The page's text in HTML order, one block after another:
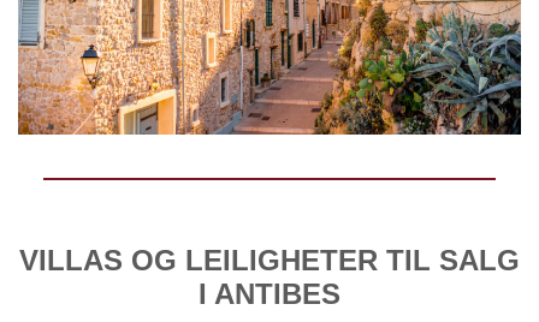
VILLAS OG LEILIGHETER TIL SALG
I ANTIBES